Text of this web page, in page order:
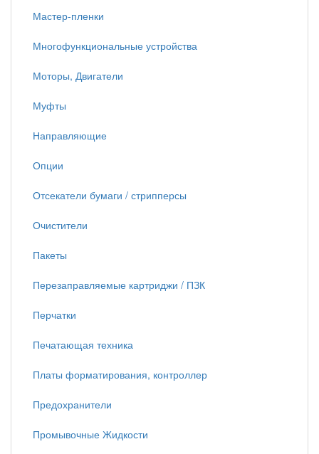
Мастер-пленки
Многофункциональные устройства
Моторы, Двигатели
Муфты
Направляющие
Опции
Отсекатели бумаги / стрипперсы
Очистители
Пакеты
Перезаправляемые картриджи / ПЗК
Перчатки
Печатающая техника
Платы форматирования, контроллер
Предохранители
Промывочные Жидкости